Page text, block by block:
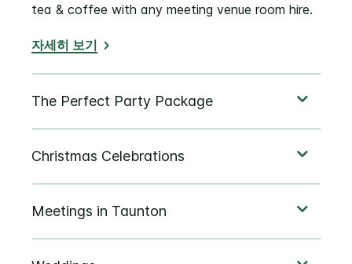
tea & coffee with any meeting venue room hire.
자세히 보기